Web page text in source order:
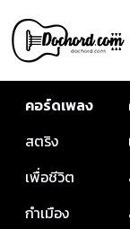
คอร์ดเพลง
สตริง
เพื่อชีวิต
กำเมือง